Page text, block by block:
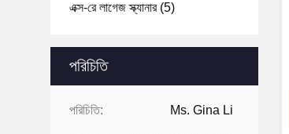
এক্স-রে লাগেজ স্ক্যানার(5)
পরিচিতি
পরিচিতি: Ms. Gina Li